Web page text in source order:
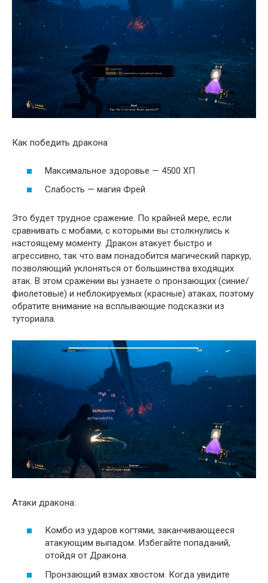
Как победить дракона
Максимальное здоровье — 4500 ХП
Слабость — магия Фрей
Это будет трудное сражение. По крайней мере, если
сравнивать с мобами, с которыми вы столкнулись к
настоящему моменту. Дракон атакует быстро и
агрессивно, так что вам понадобится магический паркур,
позволяющий уклоняться от большинства входящих
атак. В этом сражении вы узнаете о пронзающих (синие/
фиолетовые) и неблокируемых (красные) атаках, поэтому
обратите внимание на всплывающие подсказки из
туториала.
Атаки дракона:
Комбо из ударов когтями, заканчивающееся
атакующим выпадом. Избегайте попаданий,
отойдя от Дракона.
Пронзающий взмах хвостом. Когда увидите